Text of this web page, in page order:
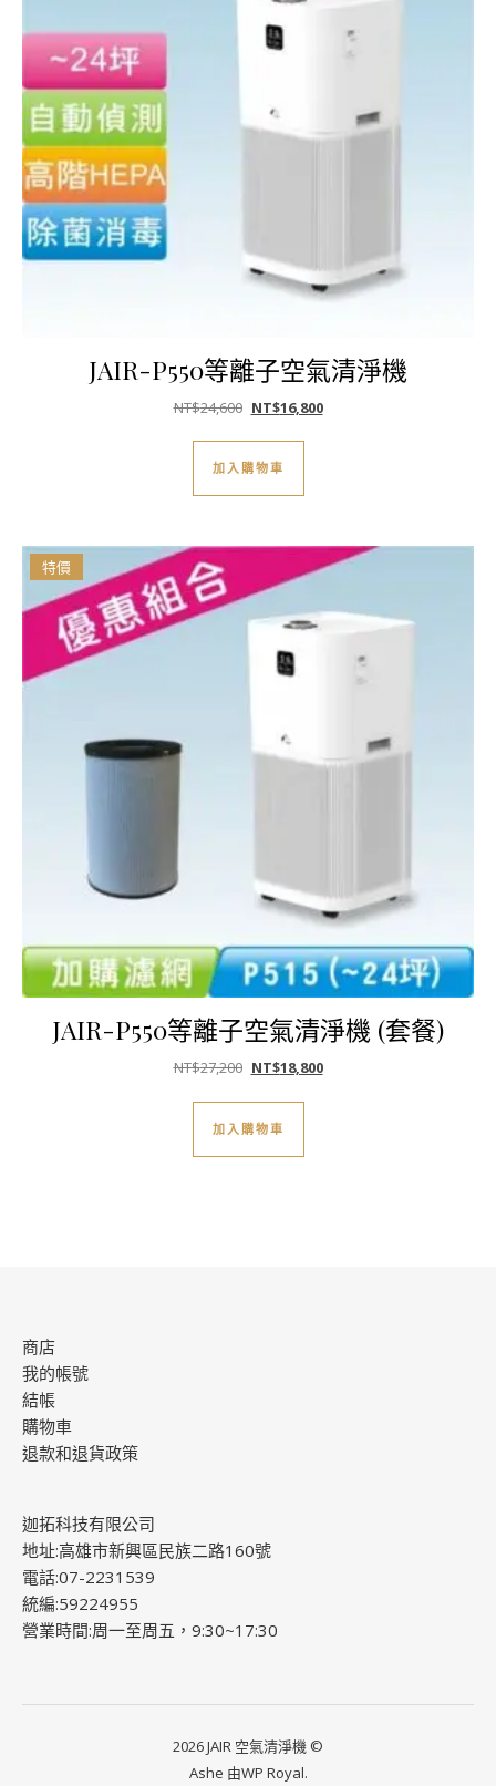
JAIR-P550等離子空氣清淨機
NT$24,600 原始價格：NT$24,600。
NT$16,800目前價格：NT$16,800。
加入購物車
特價
JAIR-P550等離子空氣清淨機 (套餐)
NT$27,200 原始價格：NT$27,200。
NT$18,800目前價格：NT$18,800。
加入購物車
商店
我的帳號
結帳
購物車
退款和退貨政策
迦拓科技有限公司
地址:高雄市新興區民族二路160號
電話:07-2231539
統編:59224955
營業時間:周一至周五，9:30~17:30
2026 JAIR 空氣清淨機 ©
Ashe 由WP Royal.